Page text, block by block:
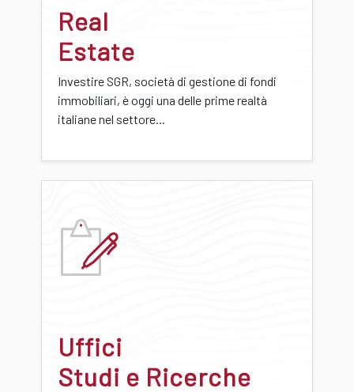
Real
Estate
Investire SGR, società di gestione di fondi
immobiliari, è oggi una delle prime realtà
italiane nel settore...
Uffici
Studi e Ricerche